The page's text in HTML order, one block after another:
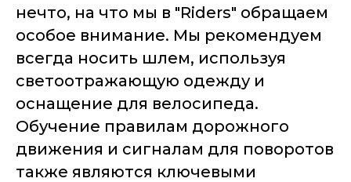
нечто, на что мы в "Riders" обращаем
особое внимание. Мы рекомендуем
всегда носить шлем, используя
светоотражающую одежду и
оснащение для велосипеда.
Обучение правилам дорожного
движения и сигналам для поворотов
также являются ключевыми